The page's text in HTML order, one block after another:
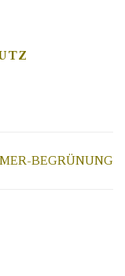
BEGRÜNUNG